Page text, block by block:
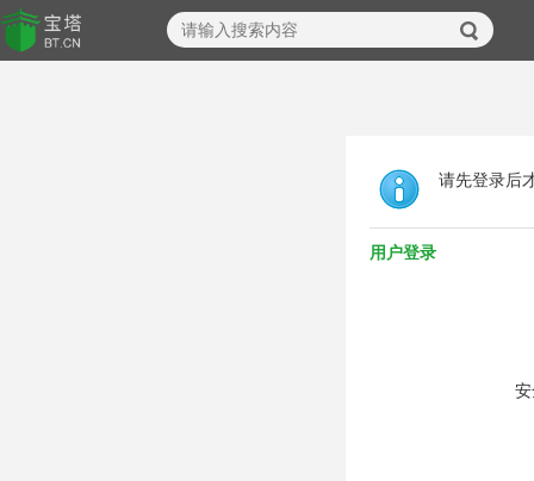
请先登录后
用户登录